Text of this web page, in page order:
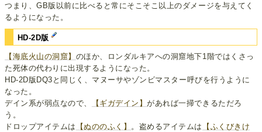
つまり、GB版以前に比べると常にそこそこ以上のダメージを与えてく
るようになった。
HD-2D版
【海底火山の洞窟】 のほか、ロンダルキアへの洞窟地下1階ではくさっ
た死体の代わりに出現するようになった。
HD-2D版DQ3と同じく、マヌーサやゾンビマスター呼びを行うように
なった。
デイン系が弱点なので、
【ギガデイン】があれば一掃できるただろ
う。
ドロップアイテムは
【ぬののふく】 。盗めるアイテムは
【ふくびきけ